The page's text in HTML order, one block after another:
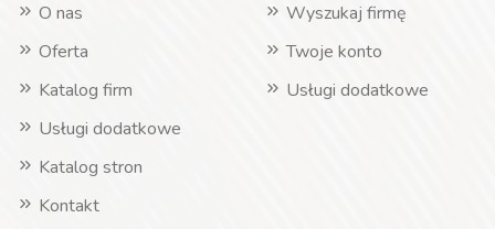
O nas
Oferta
Katalog firm
Usługi dodatkowe
Katalog stron
Kontakt
Wyszukaj firmę
Twoje konto
Usługi dodatkowe